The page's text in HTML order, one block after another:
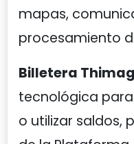
mapas,
procesamiento
Billetera
tecnológica
o utilizar saldos,